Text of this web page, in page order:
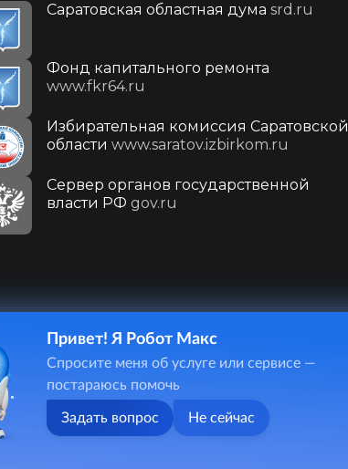
Саратовская областная дума srd.ru
Фонд капитального ремонта
www.fkr64.ru
Избирательная комиссия Саратовской
области www.saratov.izbirkom.ru
Сервер органов государственной
власти РФ gov.ru
410031, г. Саратов, ул. Первомайская, д. 78
+7(8452)26-02-49
Привет! Я Робот Макс
Спросите меня об услуге или сервисе —
постараюсь помочь
Задать вопрос Не сейчас